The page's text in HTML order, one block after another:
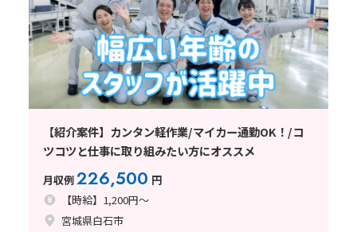
【紹介案件】カンタン軽作業/マイカー通勤OK！/コ
ツコツと仕事に取り組みたい方にオススメ
月収例226,500 円
【時給】1,200円～
宮城県白石市